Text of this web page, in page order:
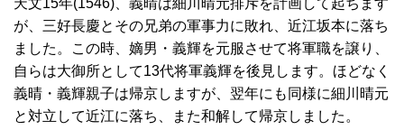
が、三好長慶とその兄弟の軍事力に敗れ、近江坂本に落ち
ました。この時、嫡男・義輝を元服させて将軍職を譲り、
自らは大御所として13代将軍義輝を後見します。ほどなく
義晴・義輝親子は帰京しますが、翌年にも同様に細川晴元
と対立して近江に落ち、また和解して帰京しました。